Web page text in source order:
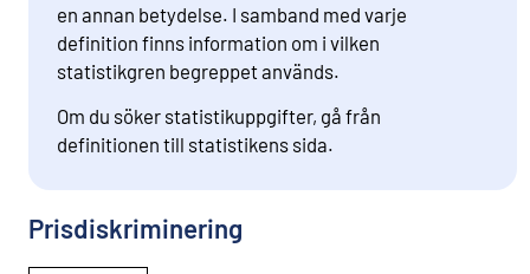
en annan betydelse. I samband med varje
definition finns information om i vilken
statistikgren begreppet används.
Om du söker statistikuppgifter, gå från
definitionen till statistikens sida.
Prisdiskriminering